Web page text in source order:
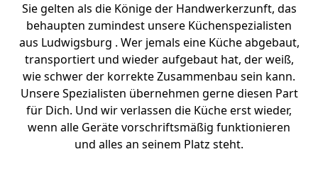
Sie gelten als die Könige der Handwerkerzunft, das
behaupten zumindest unsere Küchenspezialisten
aus Ludwigsburg . Wer jemals eine Küche abgebaut,
transportiert und wieder aufgebaut hat, der weiß,
wie schwer der korrekte Zusammenbau sein kann.
Unsere Spezialisten übernehmen gerne diesen Part
für Dich. Und wir verlassen die Küche erst wieder,
wenn alle Geräte vorschriftsmäßig funktionieren
und alles an seinem Platz steht.